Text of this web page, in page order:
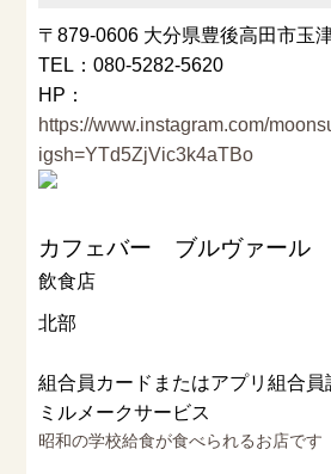
〒879-0606 大分県豊後高田市玉
TEL：080-5282-5620
HP：
https://www.instagram.com/
igsh=YTd5ZjVic3k4aTBo
カフェバー ブルヴァール
飲食店
北部
組合員カードまたはアプリ組合員
ミルメークサービス
昭和の学校給食が食べられるお店です